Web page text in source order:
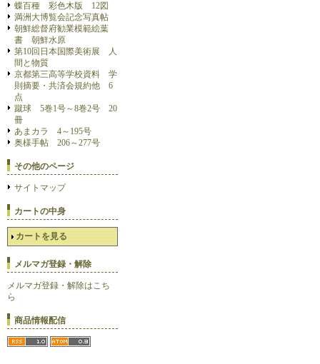
蝶百種 彩色木版 12図
満洲大博覧会記念写真帖
朝鮮総督府勧業模範絵葉
書 朝鮮水原
第10回日本国際美術展 人
間と物質
京都第三高等学校資料 学
則摘要・共済会規約他 6
点
蹴球 5巻1号～8巻2号 20
冊
あまカラ 4～195号
奥様手帖 206～277号
その他のページ
サイトマップ
カートの中身
カートを見る
メルマガ登録・解除
メルマガ登録・解除はこち
ら
商品情報配信